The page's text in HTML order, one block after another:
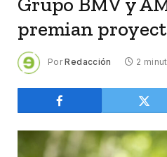
premian
Por Redacción 2